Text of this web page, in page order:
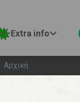
Extra info
Αρχική